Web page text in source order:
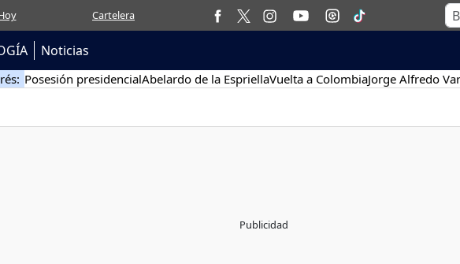
Cartelera
Noticias
Posesión presidencialAbelardo de la EspriellaVuelta a ColombiaJorge Alfredo